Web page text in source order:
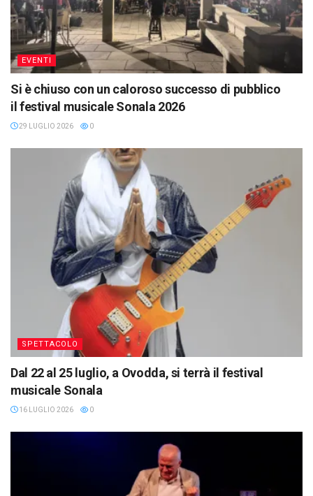
EVENTI
Si è chiuso con un caloroso successo di pubblico
il festival musicale Sonala 2026
29 LUGLIO 2026 0
SPETTACOLO
Dal 22 al 25 luglio, a Ovodda, si terrà il festival
musicale Sonala
16 LUGLIO 2026 0